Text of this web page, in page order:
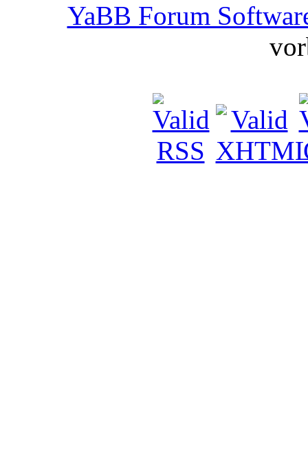
YaBB Forum